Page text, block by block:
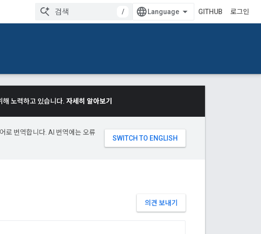
/ GITHUB 로그인
노력하고 있습니다. 자세히 알아보기
로 번역합니다. AI 번역에는 오류
의견 보내기